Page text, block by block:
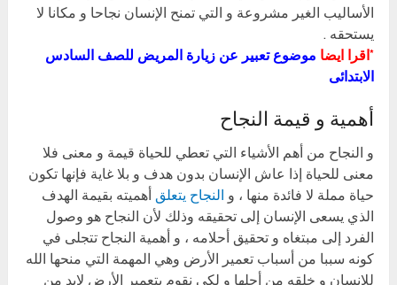
الأساليب الغير مشروعة و التي تمنح الإنسان نجاحا و مكانا لا
يستحقه .
*اقرا ايضا موضوع تعبير عن زيارة المريض للصف السادس
الابتدائى
أهمية و قيمة النجاح
و النجاح من أهم الأشياء التي تعطي للحياة قيمة و معنى فلا
معنى للحياة إذا عاش الإنسان بدون هدف و بلا غاية فإنها تكون
حياة مملة لا فائدة منها ، و النجاح يتعلق أهميته بقيمة الهدف
الذي يسعى الإنسان إلى تحقيقه وذلك لأن النجاح هو وصول
الفرد إلى مبتغاه و تحقيق أحلامه ، و أهمية النجاح تتجلى في
كونه سببا من أسباب تعمير الأرض وهي المهمة التي منحها الله
للإنسان و خلقه من أجلها و لكي نقوم بتعمير الأرض لابد من